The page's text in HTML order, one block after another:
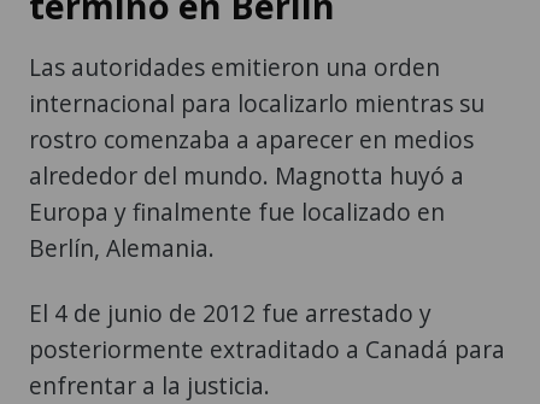
Las autoridades emitieron una orden
internacional para localizarlo mientras su
rostro comenzaba a aparecer en medios
alrededor del mundo. Magnotta huyó a
Europa y finalmente fue localizado en
Berlín, Alemania.
El 4 de junio de 2012 fue arrestado y
posteriormente extraditado a Canadá para
enfrentar a la justicia.